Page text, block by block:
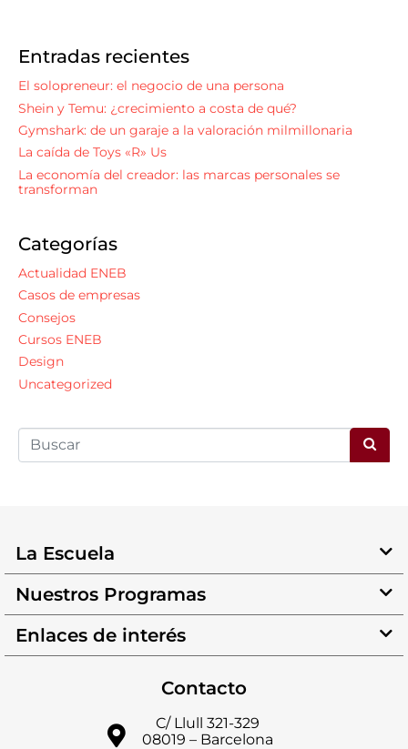
Entradas recientes
El solopreneur: el negocio de una persona
Shein y Temu: ¿crecimiento a costa de qué?
Gymshark: de un garaje a la valoración milmillonaria
La caída de Toys «R» Us
La economía del creador: las marcas personales se
transforman
Categorías
Actualidad ENEB
Casos de empresas
Consejos
Cursos ENEB
Design
Uncategorized
La Escuela
Nuestros Programas
Enlaces de interés
Contacto
C/ Llull 321-329
08019 – Barcelona